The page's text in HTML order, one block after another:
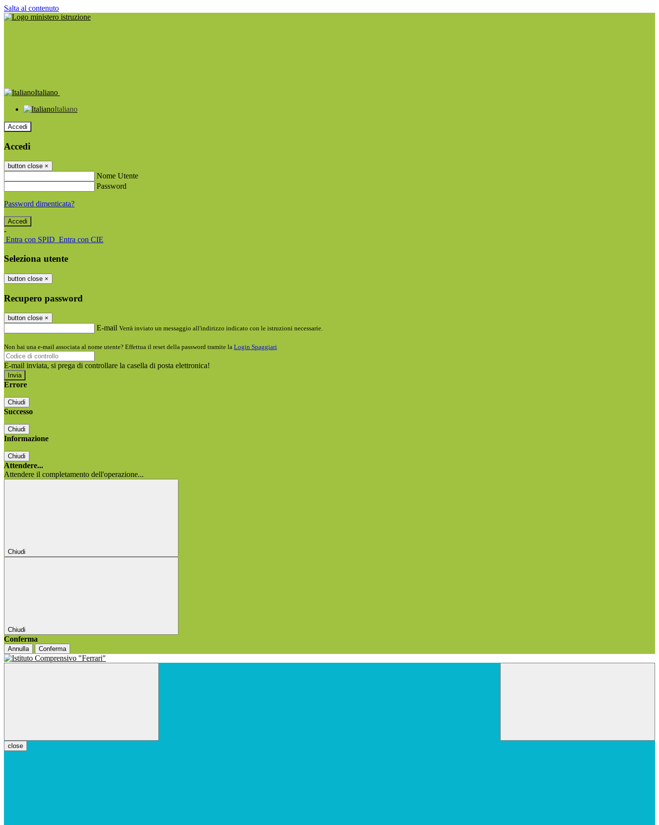
Salta al contenuto
Italiano
Italiano
Accedi
Accedi
button close ×
Nome Utente
Password
Password dimenticata?
-
Entra con SPID Entra con CIE
Seleziona utente
button close ×
Recupero password
button close ×
E-mail Verrà inviato un messaggio all'indirizzo indicato con le istruzioni necessarie.
Non hai una e-mail associata al nome utente? Effettua il reset della password tramite la Login Spaggiari
E-mail inviata, si prega di controllare la casella di posta elettronica!
Errore
Chiudi
Successo
Chiudi
Informazione
Chiudi
Attendere...
Attendere il completamento dell'operazione...
Chiudi
Chiudi
Conferma
Annulla Conferma
close